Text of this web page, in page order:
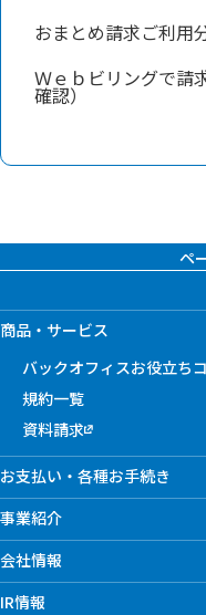
おまとめ請求ご利用
Ｗｅｂビリングで請
確認）
ペ
商品・サービス
バックオフィスお役立ち
規約一覧
資料請求
お支払い・各種お手続き
事業紹介
会社情報
IR情報